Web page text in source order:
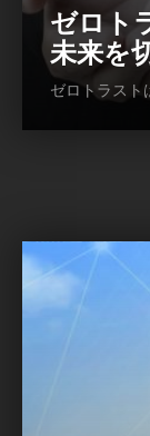
ゼロト
未来を
ゼロトラスト